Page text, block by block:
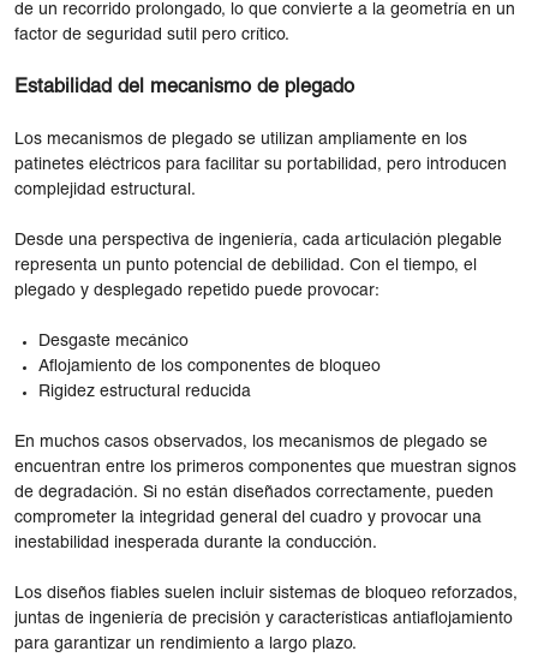
de un recorrido prolongado, lo que convierte a la geometría en un
factor de seguridad sutil pero crítico.
Estabilidad del mecanismo de plegado
Los mecanismos de plegado se utilizan ampliamente en los
patinetes eléctricos para facilitar su portabilidad, pero introducen
complejidad estructural.
Desde una perspectiva de ingeniería, cada articulación plegable
representa un punto potencial de debilidad. Con el tiempo, el
plegado y desplegado repetido puede provocar:
Desgaste mecánico
Aflojamiento de los componentes de bloqueo
Rigidez estructural reducida
En muchos casos observados, los mecanismos de plegado se
encuentran entre los primeros componentes que muestran signos
de degradación. Si no están diseñados correctamente, pueden
comprometer la integridad general del cuadro y provocar una
inestabilidad inesperada durante la conducción.
Los diseños fiables suelen incluir sistemas de bloqueo reforzados,
juntas de ingeniería de precisión y características antiaflojamiento
para garantizar un rendimiento a largo plazo.